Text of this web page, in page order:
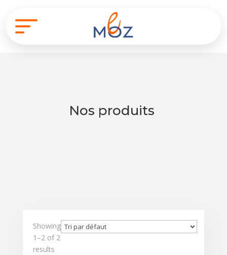
Nos produits
Showing
1–2 of 2
results